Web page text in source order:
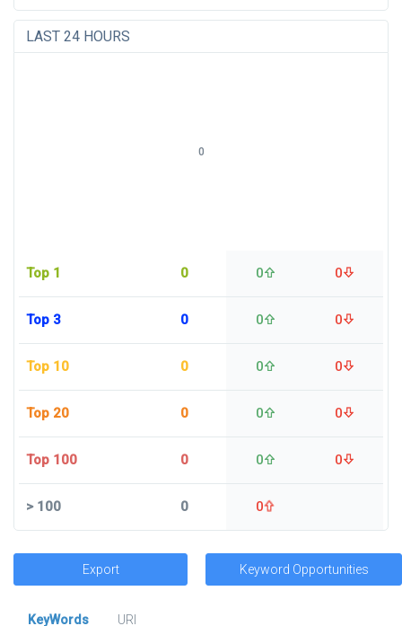
LAST 24 HOURS
Top 1 0 0 0
Top 3 0 0 0
Top 10 0 0 0
Top 20 0 0 0
Top 100 0 0 0
>100 0 0
0
Export Keyword Opportunities
KeyWords
URl